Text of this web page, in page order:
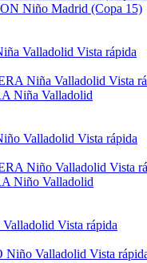
Niño Madrid (Copa 15)
Vista rápida
Vista
Niña Valladolid
Vista rápida
Vista
Niño Valladolid
Vista rápida
Vista